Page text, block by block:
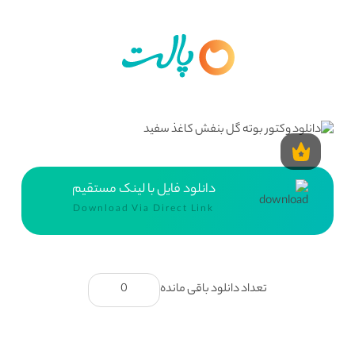
دانلود فایل با لینک مستقیم
Download Via Direct Link
تعداد دانلود باقی مانده 0